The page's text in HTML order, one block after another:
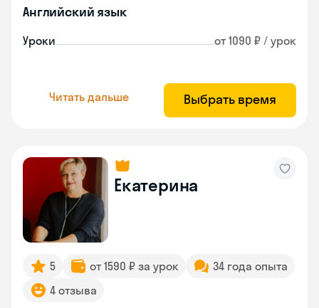
Английский язык
Уроки от 1090 ₽ / урок
Читать дальше Выбрать время
Екатерина
5 от 1590 ₽ за урок
34 года опыта
4 отзыва